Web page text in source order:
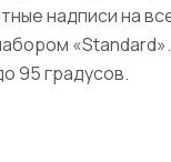
надписи на
95 градусов.